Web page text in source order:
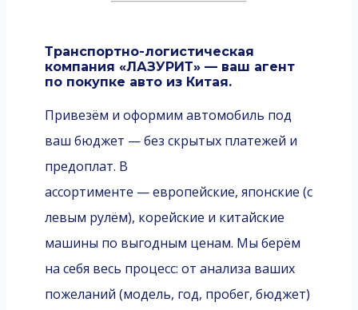
Транспортно-логистическая
компания «ЛАЗУРИТ» — ваш агент
по покупке авто из Китая.
Привезём и оформим автомобиль под
ваш бюджет — без скрытых платежей и
предоплат. В
ассортименте — европейские, японские (с
левым рулём), корейские и китайские
машины по выгодным ценам. Мы берём
на себя весь процесс: от анализа ваших
пожеланий (модель, год, пробег, бюджет)